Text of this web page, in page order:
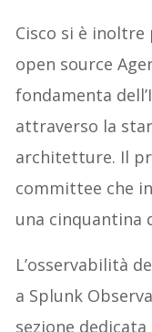
Cisco si è
open source
fondamenta
attraverso la
architetture. Il
committee che
una cinquantina
L’osservabilità
a Splunk
sezione